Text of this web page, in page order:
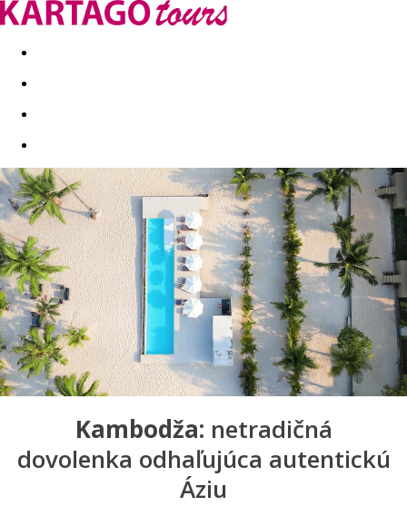
Last minute Dovolenkové kluby
Kambodža: netradičná
dovolenka odhaľujúca autentickú
Áziu